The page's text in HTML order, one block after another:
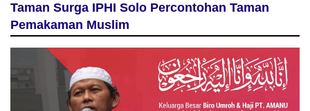
Taman Surga IPHI Solo Percontohan Taman
Pemakaman Muslim